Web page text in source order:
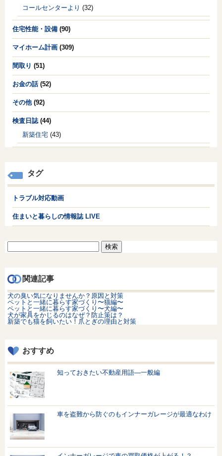
コールセンターより (32)
住宅性能・設備 (90)
マイホーム計画 (309)
間取り (51)
お金の話(52)
その他(92)
検査日誌(44)
新築住宅 (43)
タグ
トラブル対応動画
住まいと暮らしの情報誌 LIVE
関連記事
犬の臭い気になりませんか？原因と対策
ペットと一緒に暮らす家づくり〜猫編〜
ペットと一緒に暮らす家づくり〜犬編〜
犬が家具をかじるのはなぜ？防止策は？
新築でも猫を飼いたい！爪とぎの理由と対策
おすすめ
知っておきたい不動産用語—一般編
車を盗難から防ぐのもインナーガレージが最適なわけ